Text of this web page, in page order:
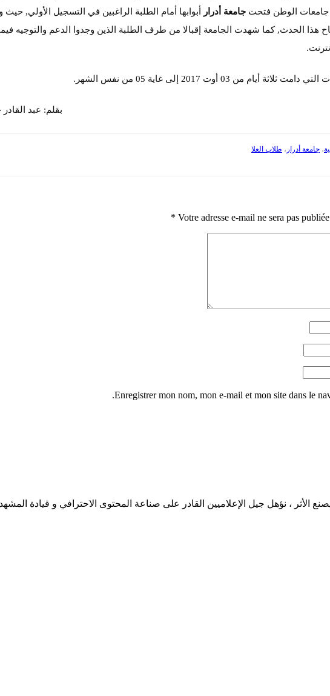
جامعات الوطن فتحت جامعة أدرار
أبوابها أمام الطلبة الراغبين في التسجيل الأولي,
هذا الحدث, كما شهدت الجامعة إقبالا من طرف الطلبة الذين وجدوا الدعم والتوجيه
03 أوت 2017 إلى غاية 05 من نفس الشهر.
بقلم: عبد القادر
، جامعة أدرار ، طلاب العلا
Votre adresse e-mail ne sera pas
*
Enregistrer mon nom, mon e-mail et mon site dans le
، نؤهل جيل الإعلاميين القادر على صناعة المحتوى الاحترافي و قيادة